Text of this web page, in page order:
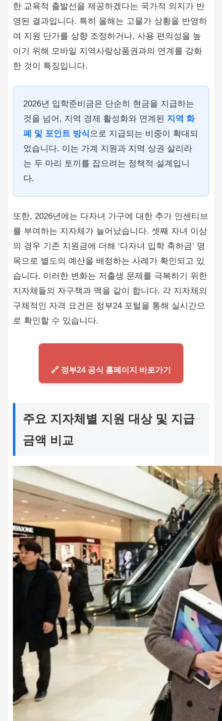
한 교육적 출발선을 제공하겠다는 국가적 의지가 반
영된 결과입니다. 특히 올해는 고물가 상황을 반영하
여 지원 단가를 상향 조정하거나, 사용 편의성을 높
이기 위해 모바일 지역사랑상품권과의 연계를 강화
한 것이 특징입니다.
2026년 입학준비금은 단순히 현금을 지급하는
것을 넘어, 지역 경제 활성화와 연계된 지역 화
폐 및 포인트 방식 으로 지급되는 비중이 확대되
었습니다. 이는 가계 지원과 지역 상권 살리라
는 두 마리 토끼를 잡으려는 정책적 설계입니
다.
또한, 2026년에는 다자녀 가구에 대한 추가 인센티브
를 부여하는 지자체가 늘어났습니다. 셋째 자녀 이상
의 경우 기존 지원금에 더해 ‘다자녀 입학 축하금’ 명
목으로 별도의 예산을 배정하는 사례가 확인되고 있
습니다. 이러한 변화는 저출생 문제를 극복하기 위한
지자체들의 자구책과 맥을 같이 합니다. 각 지자체의
구체적인 자격 요건은 정부24 포털을 통해 실시간으
로 확인할 수 있습니다.
🔗 정부24 공식 홈페이지 바로가기
주요 지자체별 지원 대상 및 지급
금액 비교